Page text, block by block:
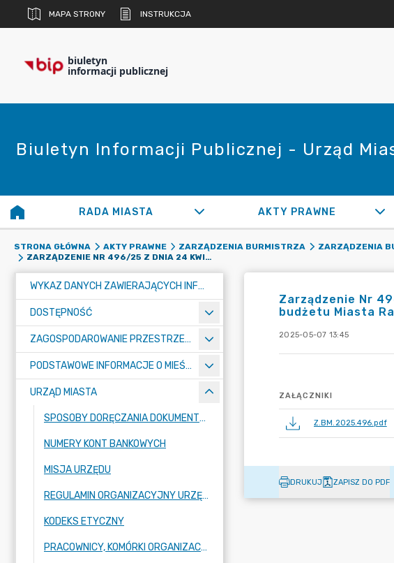
MAPA STRONY INSTRUKCJA
biuletyn
informacji publicznej
Biuletyn Informacji Publicznej - Urząd
RADA MIASTA AKTY PRAWNE
STRONA GŁÓWNA AKTY PRAWNE ZARZĄDZENIA BURMISTRZA ZARZĄDZENIA
ZARZĄDZENIE NR 496/25 Z DNIA 24 KWIETNIA 2025 R. W SPRAWIE ZMIANY UKŁADU WYKONAWCZEGO BUDŻETU MIASTA RADZIONKÓW NA 2025 ROK
WYKAZ DANYCH ZAWIERAJĄCYCH INFORMACJE O ŚRODOWISKU I JEGO OCHRONIE
DOSTĘPNOŚĆ
ZAGOSPODAROWANIE PRZESTRZENNE
PODSTAWOWE INFORMACJE O MIEŚCIE
URZĄD MIASTA
SPOSOBY DORĘCZANIA DOKUMENTÓW DO URZĘDU MIASTA RADZIONKÓW
NUMERY KONT BANKOWYCH
MISJA URZĘDU
REGULAMIN ORGANIZACYJNY URZĘDU
KODEKS ETYCZNY
PRACOWNICY, KOMÓRKI ORGANIZACYJNE URZĘDU
Zarządzenie Nr
budżetu Miasta
2025-05-07 13:45
ZAŁĄCZNIKI
Z.BM.2025.496.pdf
DRUKUJ ZAPISZ DO PDF